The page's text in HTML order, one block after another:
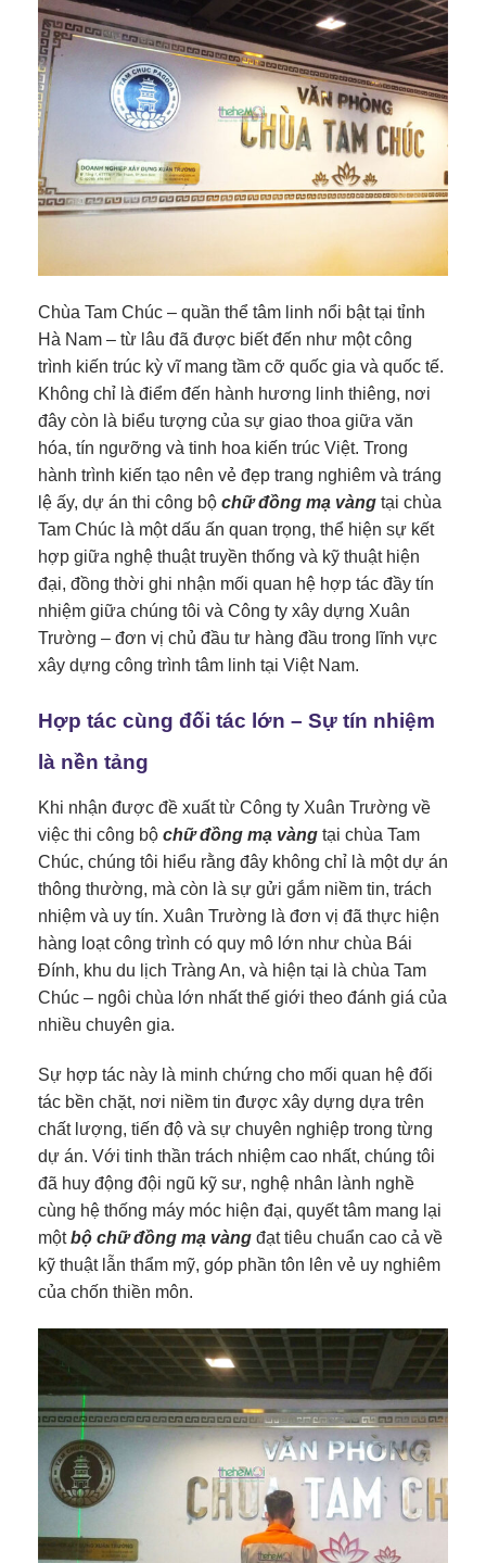
Chùa Tam Chúc – quần thể tâm linh nổi bật tại tỉnh
Hà Nam – từ lâu đã được biết đến như một công
trình kiến trúc kỳ vĩ mang tầm cỡ quốc gia và quốc tế.
Không chỉ là điểm đến hành hương linh thiêng, nơi
đây còn là biểu tượng của sự giao thoa giữa văn
hóa, tín ngưỡng và tinh hoa kiến trúc Việt. Trong
hành trình kiến tạo nên vẻ đẹp trang nghiêm và tráng
lệ ấy, dự án thi công bộ chữ đồng mạ vàng tại chùa
Tam Chúc là một dấu ấn quan trọng, thể hiện sự kết
hợp giữa nghệ thuật truyền thống và kỹ thuật hiện
đại, đồng thời ghi nhận mối quan hệ hợp tác đầy tín
nhiệm giữa chúng tôi và Công ty xây dựng Xuân
Trường – đơn vị chủ đầu tư hàng đầu trong lĩnh vực
xây dựng công trình tâm linh tại Việt Nam.
Hợp tác cùng đối tác lớn – Sự tín nhiệm
là nền tảng
Khi nhận được đề xuất từ Công ty Xuân Trường về
việc thi công bộ chữ đồng mạ vàng tại chùa Tam
Chúc, chúng tôi hiểu rằng đây không chỉ là một dự án
thông thường, mà còn là sự gửi gắm niềm tin, trách
nhiệm và uy tín. Xuân Trường là đơn vị đã thực hiện
hàng loạt công trình có quy mô lớn như chùa Bái
Đính, khu du lịch Tràng An, và hiện tại là chùa Tam
Chúc – ngôi chùa lớn nhất thế giới theo đánh giá của
nhiều chuyên gia.
Sự hợp tác này là minh chứng cho mối quan hệ đối
tác bền chặt, nơi niềm tin được xây dựng dựa trên
chất lượng, tiến độ và sự chuyên nghiệp trong từng
dự án. Với tinh thần trách nhiệm cao nhất, chúng tôi
đã huy động đội ngũ kỹ sư, nghệ nhân lành nghề
cùng hệ thống máy móc hiện đại, quyết tâm mang lại
mộtbộ chữ đồng mạ vàng đạt tiêu chuẩn cao cả về
kỹ thuật lẫn thẩm mỹ, góp phần tôn lên vẻ uy nghiêm
của chốn thiền môn.